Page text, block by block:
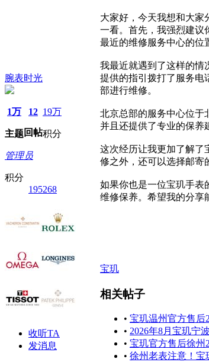
腕表时光
1万
主题
12
回帖
19万
积分
管理员
积分
195268
收听TA
发消息
大家好，今天我想和大家
一看。首先，我强烈建议
最近的维修服务中心的位
我最近就遇到了这样的情
提供的指引拨打了服务电
部进行维修。
北京总部的服务中心位于
并且还提供了专业的保养
这次经历让我更加了解了
修之外，还可以选择邮寄
如果你也是一位宝玑手表
维修保养。希望我的分享
宝玑
相关帖子
• 宝玑温州官方售后
• 2026年8月宝玑宁
• 宝玑官方售后徐州
• 徐州老表注意！宝